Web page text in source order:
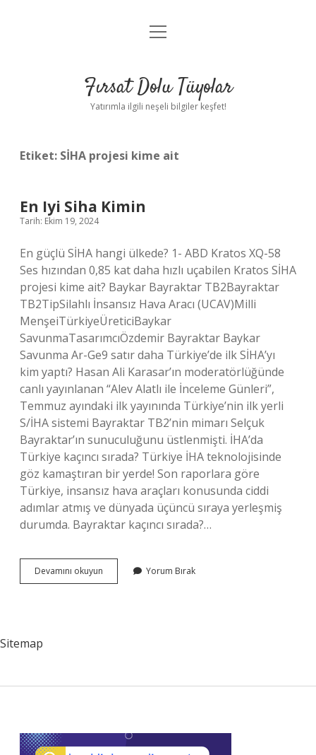
Gizlilik Politikası
Yasal Uyarı
menüyü
Fırsat Dolu Tüyolar
Yatırımla ilgili neşeli bilgiler keşfet!
Etiket: SİHA projesi kime ait
En Iyi Siha Kimin
Tarih: Ekim 19, 2024
En güçlü SİHA hangi ülkede? 1- ABD Kratos XQ-58
Ses hızından 0,85 kat daha hızlı uçabilen Kratos SİHA
projesi kime ait? Baykar Bayraktar TB2Bayraktar
TB2TipSilahlı İnsansız Hava Aracı (UCAV)Milli
MenşeiTürkiyeÜreticiBaykar
SavunmaTasarımcıÖzdemir Bayraktar Baykar
Savunma Ar-Ge9 satır daha Türkiye’de ilk SİHA’yı
kim yaptı? Hasan Ali Karasar’ın moderatörlüğünde
canlı yayınlanan “Alev Alatlı ile İnceleme Günleri”,
Temmuz ayındaki ilk yayınında Türkiye’nin ilk yerli
S/İHA sistemi Bayraktar TB2’nin mimarı Selçuk
Bayraktar’ın sunuculuğunu üstlenmişti. İHA’da
Türkiye kaçıncı sırada? Türkiye İHA teknolojisinde
göz kamaştıran bir yerde! Son raporlara göre
Türkiye, insansız hava araçları konusunda ciddi
adımlar atmış ve dünyada üçüncü sıraya yerleşmiş
durumda. Bayraktar kaçıncı sırada?…
Devamını okuyun
Iyi
Yorum Bırak
Sitemap
Sidebar